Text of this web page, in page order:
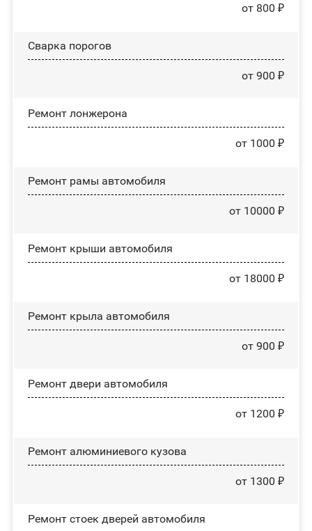
от 800 ₽
Сварка порогов
от 900 ₽
Ремонт лонжерона
от 1000 ₽
Ремонт рамы автомобиля
от 10000 ₽
Ремонт крыши автомобиля
от 18000 ₽
Ремонт крыла автомобиля
от 900 ₽
Ремонт двери автомобиля
от 1200 ₽
Ремонт алюминиевого кузова
от 1300 ₽
Ремонт стоек дверей автомобиля